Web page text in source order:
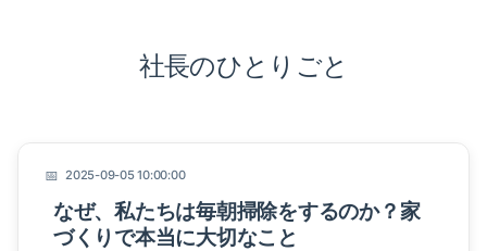
社長のひとりごと
2025-09-05 10:00:00
なぜ、私たちは毎朝掃除をするのか？家
づくりで本当に大切なこと